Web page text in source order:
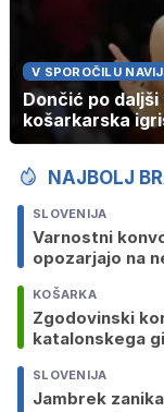
V SPOROČILU
Dončić po
košarkarska
NAJBOLJ
SLOVENIJA
Varnostni
opozarjajo na
KOŠARKA
Zgodovinski
katalonskega
SLOVENIJA
Jambrek